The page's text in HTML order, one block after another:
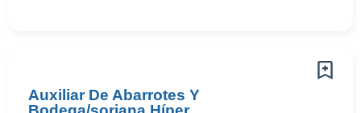
Auxiliar De Abarrotes Y